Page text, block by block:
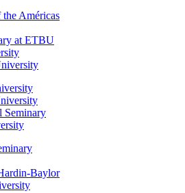
Américas
at ETBU
Seminary
Baylor